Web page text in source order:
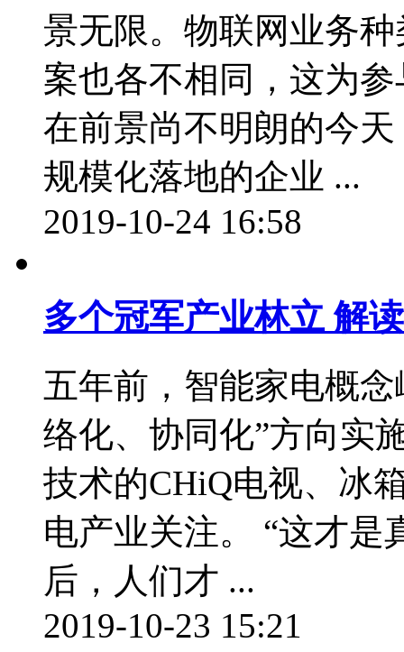
景无限。物联网业务
案也各不相同，这为
在前景尚不明朗的今
规模化落地的企业 ...
2019-10-24 16:58
多个冠军产业林立 解
五年前，智能家电概
络化、协同化”方向实
技术的CHiQ电视、冰
电产业关注。 “这才是
后，人们才 ...
2019-10-23 15:21